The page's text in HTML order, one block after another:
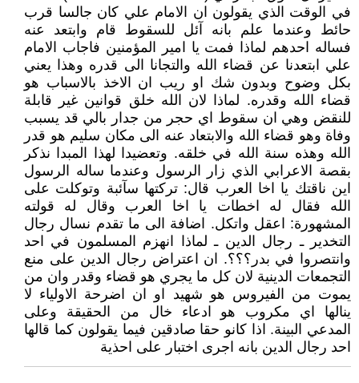
في الوقت الذي يقولون ان الامام علي كان جالسا قرب
حائط وعندما علم بانه آئل للسقوط قام وابتعد عنه
فساله احدهم لماذا فمت يا امير المؤمنين فاجاب الامام
علي ابتعدنا عن قضاء الله والتجانا الى قدره وهذا يعني
بكل وضوح وبدون شك او ريب ان الاخذ بالاسباب هو
قضاء الله وقدره. لماذا لان الله خلق قوانين غير قابلة
للنقض وهي ان سقوط اي حجر من جدار بالي قد يسبب
وفاة وهو قضاء الله والابتعاد عنه الى مكان سليم هو قدر
الله وهذه سنة الله في خلقه. وتعضيدا لهذا المبدا نذكر
بقصة الاعرابي الذي زار الرسول وعندما ساله الرسول
اين ناقتك يا اخا العرب قال: تركتها سآئبة وتوكلت على
الله فقال له اخطات يا اخا العرب وقال له قولته
المشهورة: اعقل واتكل. اضافة الى ما تقدم نسال رجال
التخدير ـ رجال الدين ـ لماذا انهزم المسلمون في احد
وانتصروا في بدر؟؟؟. ان اعتراض رجال الدين على منع
التجمعات الدينية لان كل ما يجري هو قضاء وقدر وان من
يموت من الفيروس هو شهيد او ان اضرحة الاولياء لا
ينالها اي مكروب هو ادعاء خال من الحقيقة وعلى
المدعي البينة. اذا كانو حقا صادقين فيما يقولون كما قالها
احد رجال الدين بانه اجرى اختبار على احذية